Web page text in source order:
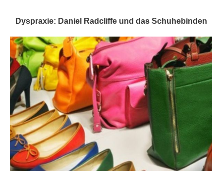
Dyspraxie: Daniel Radcliffe und das Schuhebinden